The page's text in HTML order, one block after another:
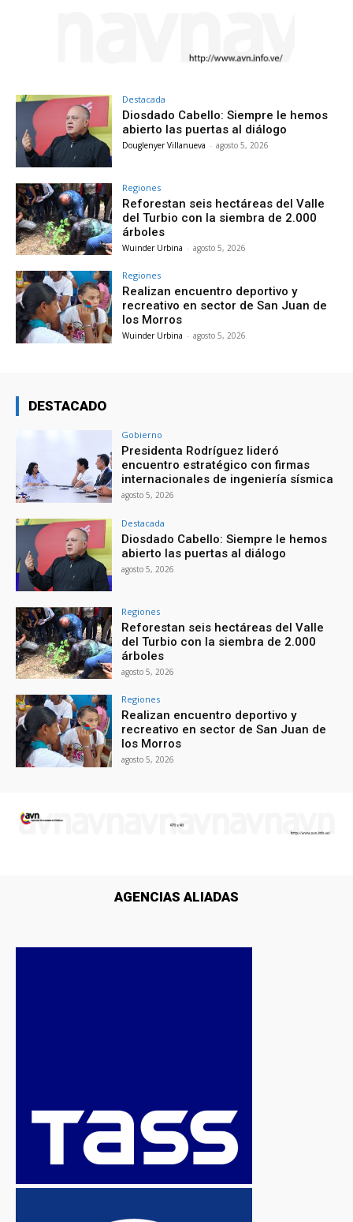
Destacada
Diosdado Cabello: Siempre le hemos
abierto las puertas al diálogo
Douglenyer Villanueva - agosto 5, 2026
Regiones
Reforestan seis hectáreas del Valle
del Turbio con la siembra de 2.000
árboles
Wuinder Urbina - agosto 5, 2026
Regiones
Realizan encuentro deportivo y
recreativo en sector de San Juan de
los Morros
Wuinder Urbina - agosto 5, 2026
DESTACADO
Gobierno
Presidenta Rodríguez lideró
encuentro estratégico con firmas
internacionales de ingeniería sísmica
agosto 5, 2026
Destacada
Diosdado Cabello: Siempre le hemos
abierto las puertas al diálogo
agosto 5, 2026
Regiones
Reforestan seis hectáreas del Valle
del Turbio con la siembra de 2.000
árboles
agosto 5, 2026
Regiones
Realizan encuentro deportivo y
recreativo en sector de San Juan de
los Morros
agosto 5, 2026
AGENCIAS ALIADAS